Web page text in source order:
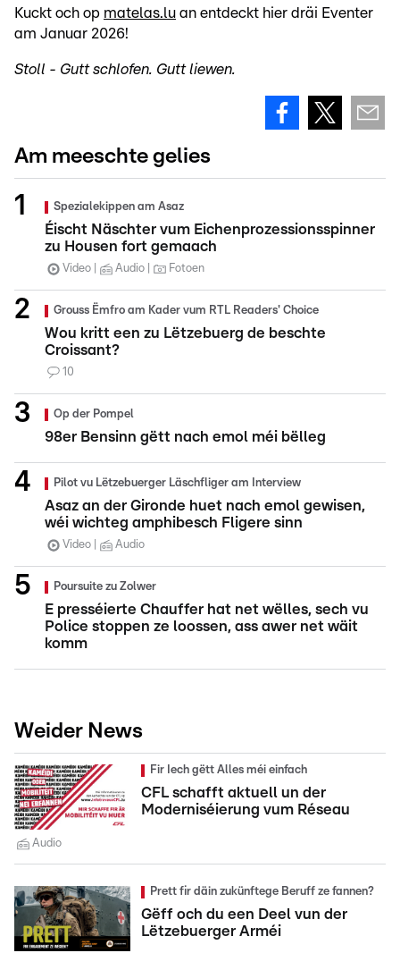
Kuckt och op matelas.lu an entdeckt hier dräi Eventer
am Januar 2026!
Stoll - Gutt schlofen. Gutt liewen.
Am meeschte gelies
Spezialekippen am Asaz
Éischt Näschter vum Eichenprozessionsspinner
zu Housen fort gemaach
Video Audio Fotoen
Grouss Ëmfro am Kader vum RTL Readers' Choice
Wou kritt een zu Lëtzebuerg de beschte
Croissant?
10
Op der Pompel
98er Bensinn gëtt nach emol méi bëlleg
Pilot vu Lëtzebuerger Läschfliger am Interview
Asaz an der Gironde huet nach emol gewisen,
wéi wichteg amphibesch Fligere sinn
Video Audio
Poursuite zu Zolwer
E presséierte Chauffer hat net wëlles, sech vu
Police stoppen ze loossen, ass awer net wäit
komm
Weider News
Fir Iech gëtt Alles méi einfach
CFL schafft aktuell un der
Moderniséierung vum Réseau
Audio
Prett fir däin zukünftege Beruff ze fannen?
Gëff och du een Deel vun der
Lëtzebuerger Arméi